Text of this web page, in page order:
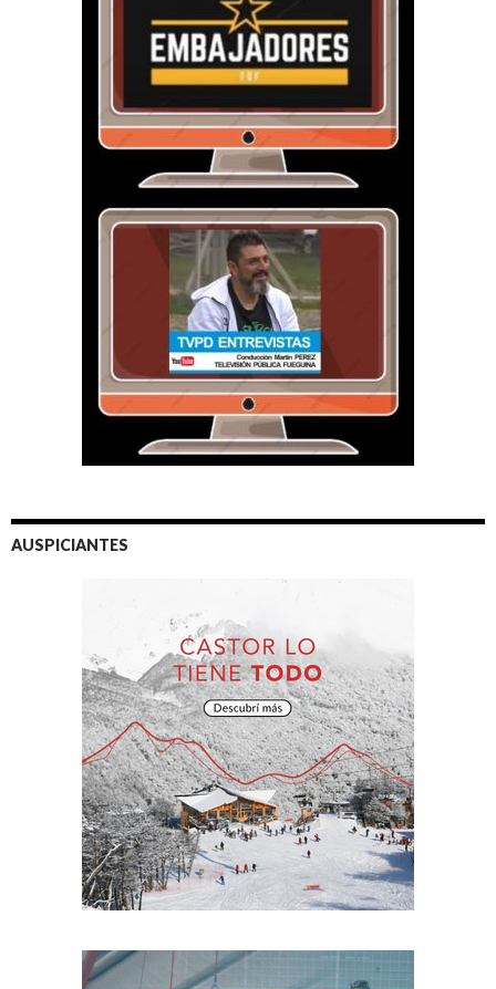
AUSPICIANTES